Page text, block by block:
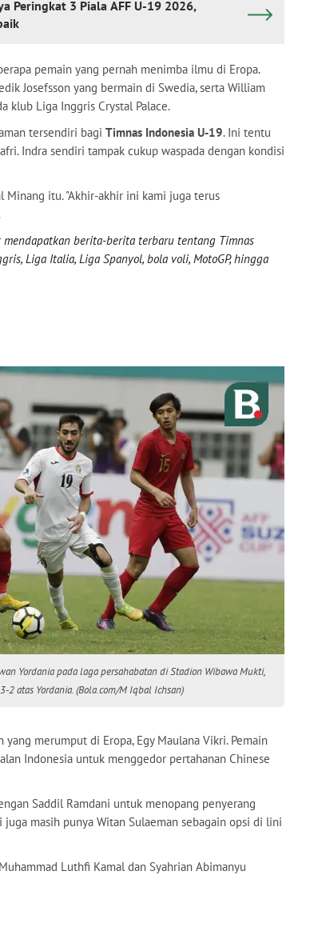
Peringkat 3 Piala AFF U-19 2026,
pemain yang pernah menimba ilmu di Eropa.
Josefsson yang bermain di Swedia, serta William
klub Liga Inggris Crystal Palace.
tersendiri bagi Timnas Indonesia U-19. Ini tentu
Indra sendiri tampak cukup waspada dengan kondisi
Minang itu. "Akhir-akhir ini kami juga terus
berita-berita terbaru tentang Timnas
Liga Italia, Liga Spanyol, bola voli, MotoGP, hingga
Yordania pada laga persahabatan di Stadion Wibawa Mukti,
2 atas Yordania. (Bola.com/M Iqbal Ichsan)
merumput di Eropa, Egy Maulana Vikri. Pemain
Indonesia untuk menggedor pertahanan Chinese
Saddil Ramdani untuk menopang penyerang
masih punya Witan Sulaeman sebagain opsi di lini
Luthfi Kamal dan Syahrian Abimanyu